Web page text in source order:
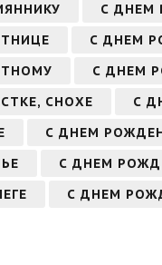
С ДНЕМ
С ДНЕМ
С ДНЕМ
СНОХЕ
С
С ДНЕМ
С ДНЕМ
С ДНЕМ